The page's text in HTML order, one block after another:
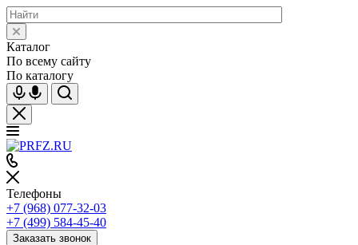
Каталог
По всему сайту
По каталогу
Телефоны
+7 (968) 077-32-03
+7 (499) 584-45-40
Заказать звонок